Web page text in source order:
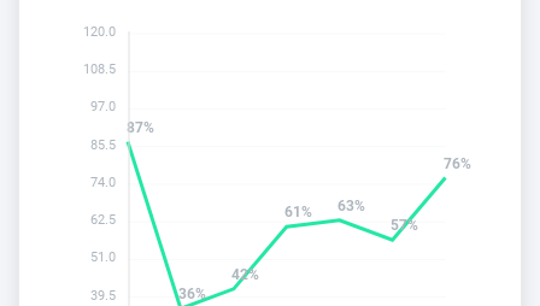
87%
36%
42%
61%
63%
57%
76%
120.0
108.5
97.0
85.5
74.0
62.5
51.0
39.5